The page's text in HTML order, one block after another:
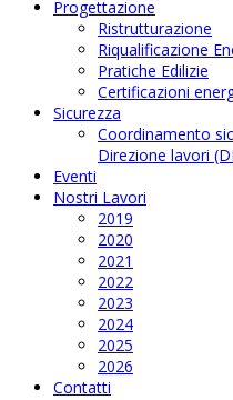
Progettazione
Ristrutturazione
Riqualificazione
Pratiche Edilizie
Certificazioni
Sicurezza
Coordinamento
Direzione lavori
Eventi
Nostri Lavori
2019
2020
2021
2022
2023
2024
2025
2026
Contatti